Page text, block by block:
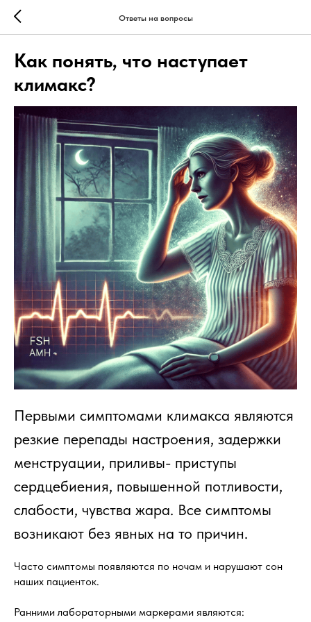
Ответы на вопросы
Как понять, что наступает
климакс?
Первыми симптомами климакса являются
резкие перепады настроения, задержки
менструации, приливы- приступы
сердцебиения, повышенной потливости,
слабости, чувства жара. Все симптомы
возникают без явных на то причин.
Часто симптомы появляются по ночам и нарушают сон
наших пациенток.
Ранними лабораторными маркерами являются: